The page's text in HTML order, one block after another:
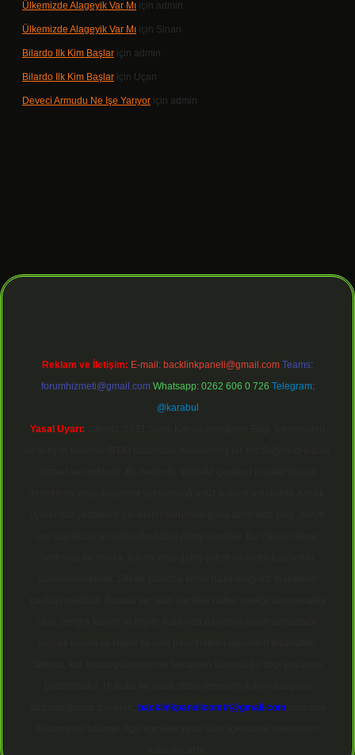
Ülkemizde Alageyik Var Mı için admin
Ülkemizde Alageyik Var Mı için Sinan
Bilardo Ilk Kim Başlar için admin
Bilardo Ilk Kim Başlar için Uçan
Deveci Armudu Ne Işe Yarıyor için admin
giriş
Reklam ve İletişim: E-mail: backlinkpaneli@gmail.com Teams:
forumhizmeti@gmail.com Whatsapp: 0262 606 0 726 Telegram:
@karabul
Yasal Uyarı:
backlinkpanelicomtr@gmail.com